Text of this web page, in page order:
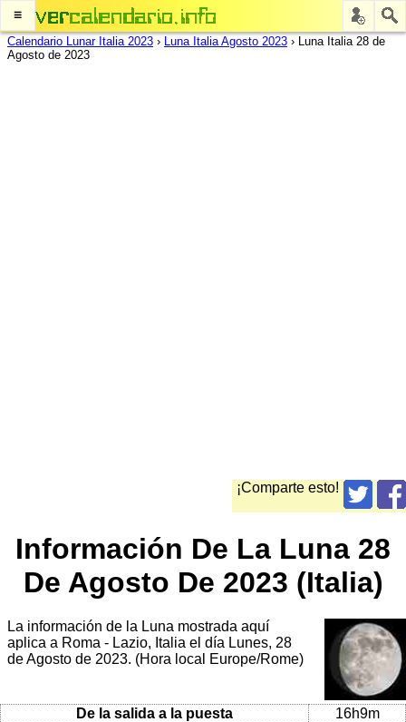
≡
Calendario Lunar Italia 2023 › Luna Italia Agosto 2023 › Luna Italia 28 de
Agosto de 2023
¡Comparte esto!
Información De La Luna 28
De Agosto De 2023 (Italia)
La información de la Luna mostrada aquí
aplica a Roma - Lazio, Italia el día Lunes, 28
de Agosto de 2023. (Hora local Europe/Rome)
De la salida a la puesta
16h9m